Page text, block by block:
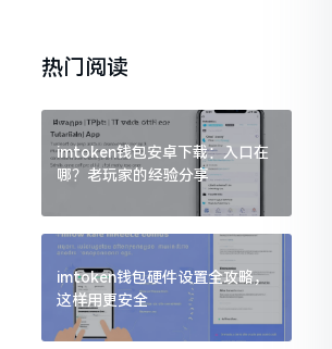
热门阅读
imtoken钱包安卓下载：入口在
哪？老玩家的经验分享
imtoken钱包硬件设置全攻略，
这样用更安全